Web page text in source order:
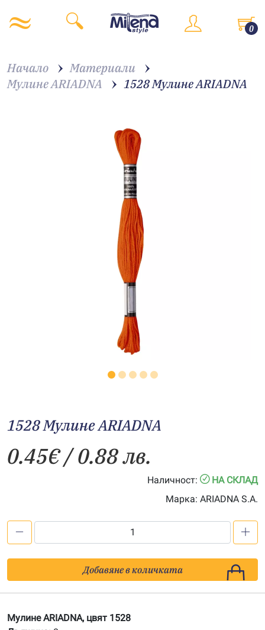
0
Начало
Материали
Мулине ARIADNA
1528 Мулине АRIADNA
1528 Мулине АRIADNA
0.45€/ 0.88 лв.
Наличност:
НА СКЛАД
Марка: ARIADNA S.A.
Мулине
АRIADNA
Добавяне в количката
Мулине ARIADNA, цвят 1528